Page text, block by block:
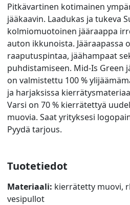
Pitkävartinen kotimainen
jääkaavin. Laadukas ja tukeva
kolmiomuotoinen jääraappa
auton ikkunoista. Jääraapassa
raaputuspintaa, jäähampaat
puhdistamiseen. Mid-Is Green
on valmistettu 100 %
ja harjaksissa
Varsi on 70 % kierrätettyä
muovia. Saat yrityksesi
Pyydä tarjous.
Tuotetiedot
Materiaali: kierrätetty muovi,
vesipullot